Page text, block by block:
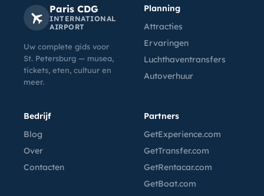
Paris CDG
INTERNATIONAL
AIRPORT
Uw complete gids voor
St. Petersburg — musea,
tickets, eten, cultuur en
meer.
Planning
Attracties
Ervaringen
Luchthaventransfers
Autoverhuur
Bedrijf
Blog
Over
Contacten
Partners
GetExperience.com
GetTransfer.com
GetRentacar.com
GetBoat.com